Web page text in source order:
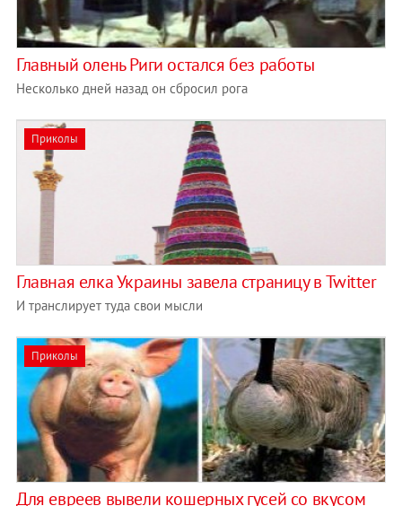
Главный олень Риги остался без работы
Несколько дней назад он сбросил рога
Приколы
Главная елка Украины завела страницу в Twitter
И транслирует туда свои мысли
Приколы
Для евреев вывели кошерных гусей со вкусом